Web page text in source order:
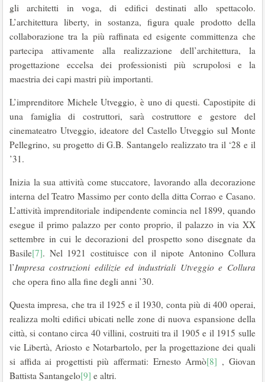
gli architetti in voga, di edifici destinati allo spettacolo.
L’architettura liberty, in sostanza, figura quale prodotto della
collaborazione tra la più raffinata ed esigente committenza che
partecipa attivamente alla realizzazione dell’architettura, la
progettazione eccelsa dei professionisti più scrupolosi e la
maestria dei capi mastri più importanti.
L’imprenditore Michele Utveggio, è uno di questi. Capostipite di
una famiglia di costruttori, sarà costruttore e gestore del
cinemateatro Utveggio, ideatore del Castello Utveggio sul Monte
Pellegrino, su progetto di G.B. Santangelo realizzato tra il ‘28 e il
’31.
Inizia la sua attività come stuccatore, lavorando alla decorazione
interna del Teatro Massimo per conto della ditta Corrao e Casano.
L’attività imprenditoriale indipendente comincia nel 1899, quando
esegue il primo palazzo per conto proprio, il palazzo in via XX
settembre in cui le decorazioni del prospetto sono disegnate da
Basile[7]. Nel 1921 costituisce con il nipote Antonino Collura
l’Impresa costruzioni edilizie ed industriali Utveggio e Collura
che opera fino alla fine degli anni ’30.
Questa impresa, che tra il 1925 e il 1930, conta più di 400 operai,
realizza molti edifici ubicati nelle zone di nuova espansione della
città, si contano circa 40 villini, costruiti tra il 1905 e il 1915 sulle
vie Libertà, Ariosto e Notarbartolo, per la progettazione dei quali
si affida ai progettisti più affermati: Ernesto Armò[8] , Giovan
Battista Santangelo[9] e altri.